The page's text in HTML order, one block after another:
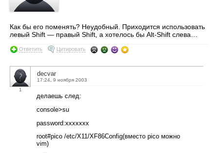
Как бы его поменять? Неудобный. Приходится использовать
левый Shift — правый Shift, а хотелось бы Alt-Shift слева…
Ответить Цитировать
1
decvar
17:24, 9 ноября 2003
делаешь след:
console>su
password:xxxxxxx
root#pico /etc/X11/XF86Config(вместо pico можно
vim)